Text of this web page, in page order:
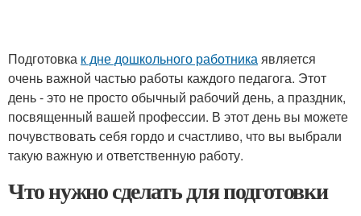
Подготовка к дне дошкольного работникаявляется
очень важной частью работы каждого педагога. Этот
день - это не просто обычный рабочий день, а праздник,
посвященный вашей профессии. В этот день вы можете
почувствовать себя гордо и счастливо, что вы выбрали
такую важную и ответственную работу.
Что нужно сделать для подготовки